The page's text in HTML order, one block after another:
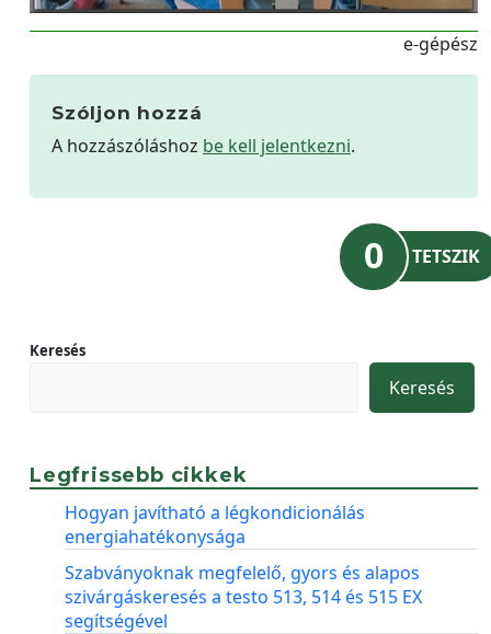
e-gépész
Szóljon hozzá
A hozzászóláshoz be kell jelentkezni.
0 TETSZIK
Keresés
Keresés
Legfrissebb cikkek
Hogyan javítható a légkondicionálás
energiahatékonysága
Szabványoknak megfelelő, gyors és alapos
szivárgáskeresés a testo 513, 514 és 515 EX
segítségével